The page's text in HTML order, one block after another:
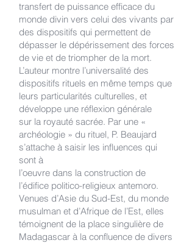
transfert de puissance efficace du
monde divin vers celui des vivants par
des dispositifs qui permettent de
dépasser le dépérissement des forces
de vie et de triompher de la mort.
L’auteur montre l’universalité des
dispositifs rituels en même temps que
leurs particularités culturelles, et
développe une réflexion générale
sur la royauté sacrée. Par une «
archéologie » du rituel, P. Beaujard
s’attache à saisir les influences qui
sont à
l’oeuvre dans la construction de
l’édifice politico-religieux antemoro.
Venues d’Asie du Sud-Est, du monde
musulman et d’Afrique de l’Est, elles
témoignent de la place singulière de
Madagascar à la confluence de divers